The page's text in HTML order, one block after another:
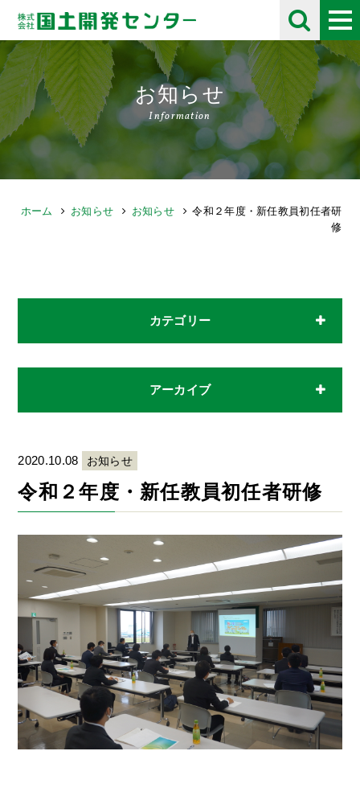
お知らせ
Information
ホーム お知らせ お知らせ
令和２年度・新任教員初任者研
修
カテゴリー
アーカイブ
2020.10.08 お知らせ
令和２年度・新任教員初任者研修